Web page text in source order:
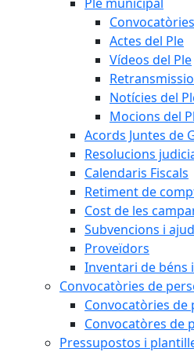
Actes del Ple
Vídeos del Ple
Notícies del
Mocions del
Acords Juntes de
Resolucions
Calendaris Fiscals
Retiment de
Cost de les
Subvencions i
Proveïdors
Inventari de béns
Convocatòries de
Convocatòries de
Convocatòres de
Pressupostos i